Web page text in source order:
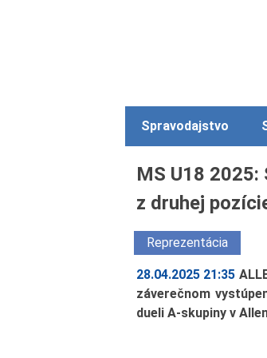
Spravodajstvo
MS U18
z druhej
Reprezentácia
28.04.2025 21:35
záverečnom
dueli A-skupiny v